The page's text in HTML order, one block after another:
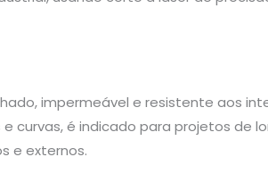
impermeável e resistente aos
curvas, é indicado para projetos de
e externos.